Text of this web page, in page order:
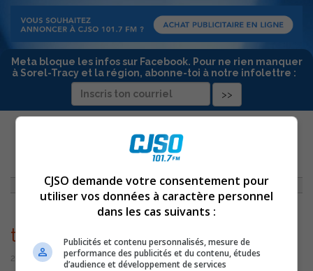
:
Meta bloque les infos sur Facebook. Pour ne rien manquer
à Sorel-Tracy et la région, abonne-toi à notre infolettre :
INFO-CONCERT 28 SEPTEMBRE 2016
thumbnail_photo-27
28 septembre 2016 | Par Équipe CJSO
CJSO demande votre consentement pour
utiliser vos données à caractère personnel
dans les cas suivants :
Publicités et contenu personnalisés, mesure de
performance des publicités et du contenu, études
d’audience et développement de services